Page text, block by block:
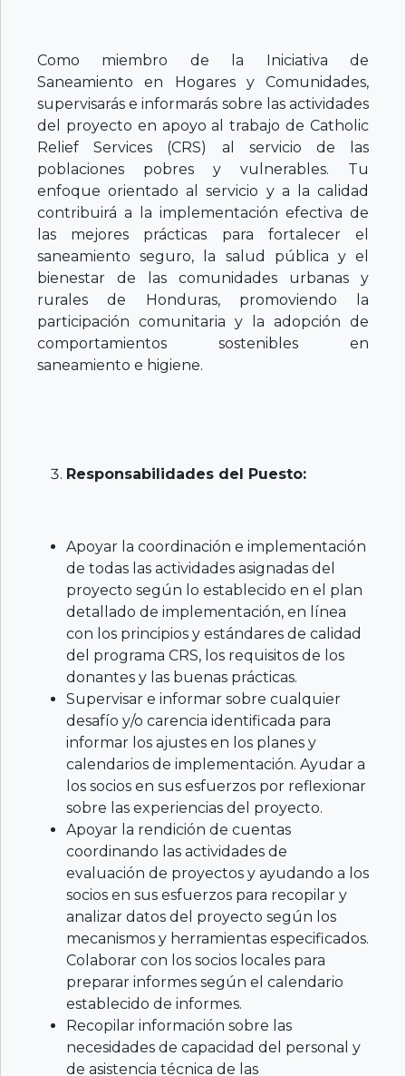
Como miembro de la Iniciativa de
Saneamiento en Hogares y Comunidades,
supervisarás e informarás sobre las actividades
del proyecto en apoyo al trabajo de Catholic
Relief Services (CRS) al servicio de las
poblaciones pobres y vulnerables. Tu
enfoque orientado al servicio y a la calidad
contribuirá a la implementación efectiva de
las mejores prácticas para fortalecer el
saneamiento seguro, la salud pública y el
bienestar de las comunidades urbanas y
rurales de Honduras, promoviendo la
participación comunitaria y la adopción de
comportamientos sostenibles en
saneamiento e higiene.
Responsabilidades del Puesto:
Apoyar la coordinación e implementación
de todas las actividades asignadas del
proyecto según lo establecido en el plan
detallado de implementación, en línea
con los principios y estándares de calidad
del programa CRS, los requisitos de los
donantes y las buenas prácticas.
Supervisar e informar sobre cualquier
desafío y/o carencia identificada para
informar los ajustes en los planes y
calendarios de implementación. Ayudar a
los socios en sus esfuerzos por reflexionar
sobre las experiencias del proyecto.
Apoyar la rendición de cuentas
coordinando las actividades de
evaluación de proyectos y ayudando a los
socios en sus esfuerzos para recopilar y
analizar datos del proyecto según los
mecanismos y herramientas especificados.
Colaborar con los socios locales para
preparar informes según el calendario
establecido de informes.
Recopilar información sobre las
necesidades de capacidad del personal y
de asistencia técnica de las